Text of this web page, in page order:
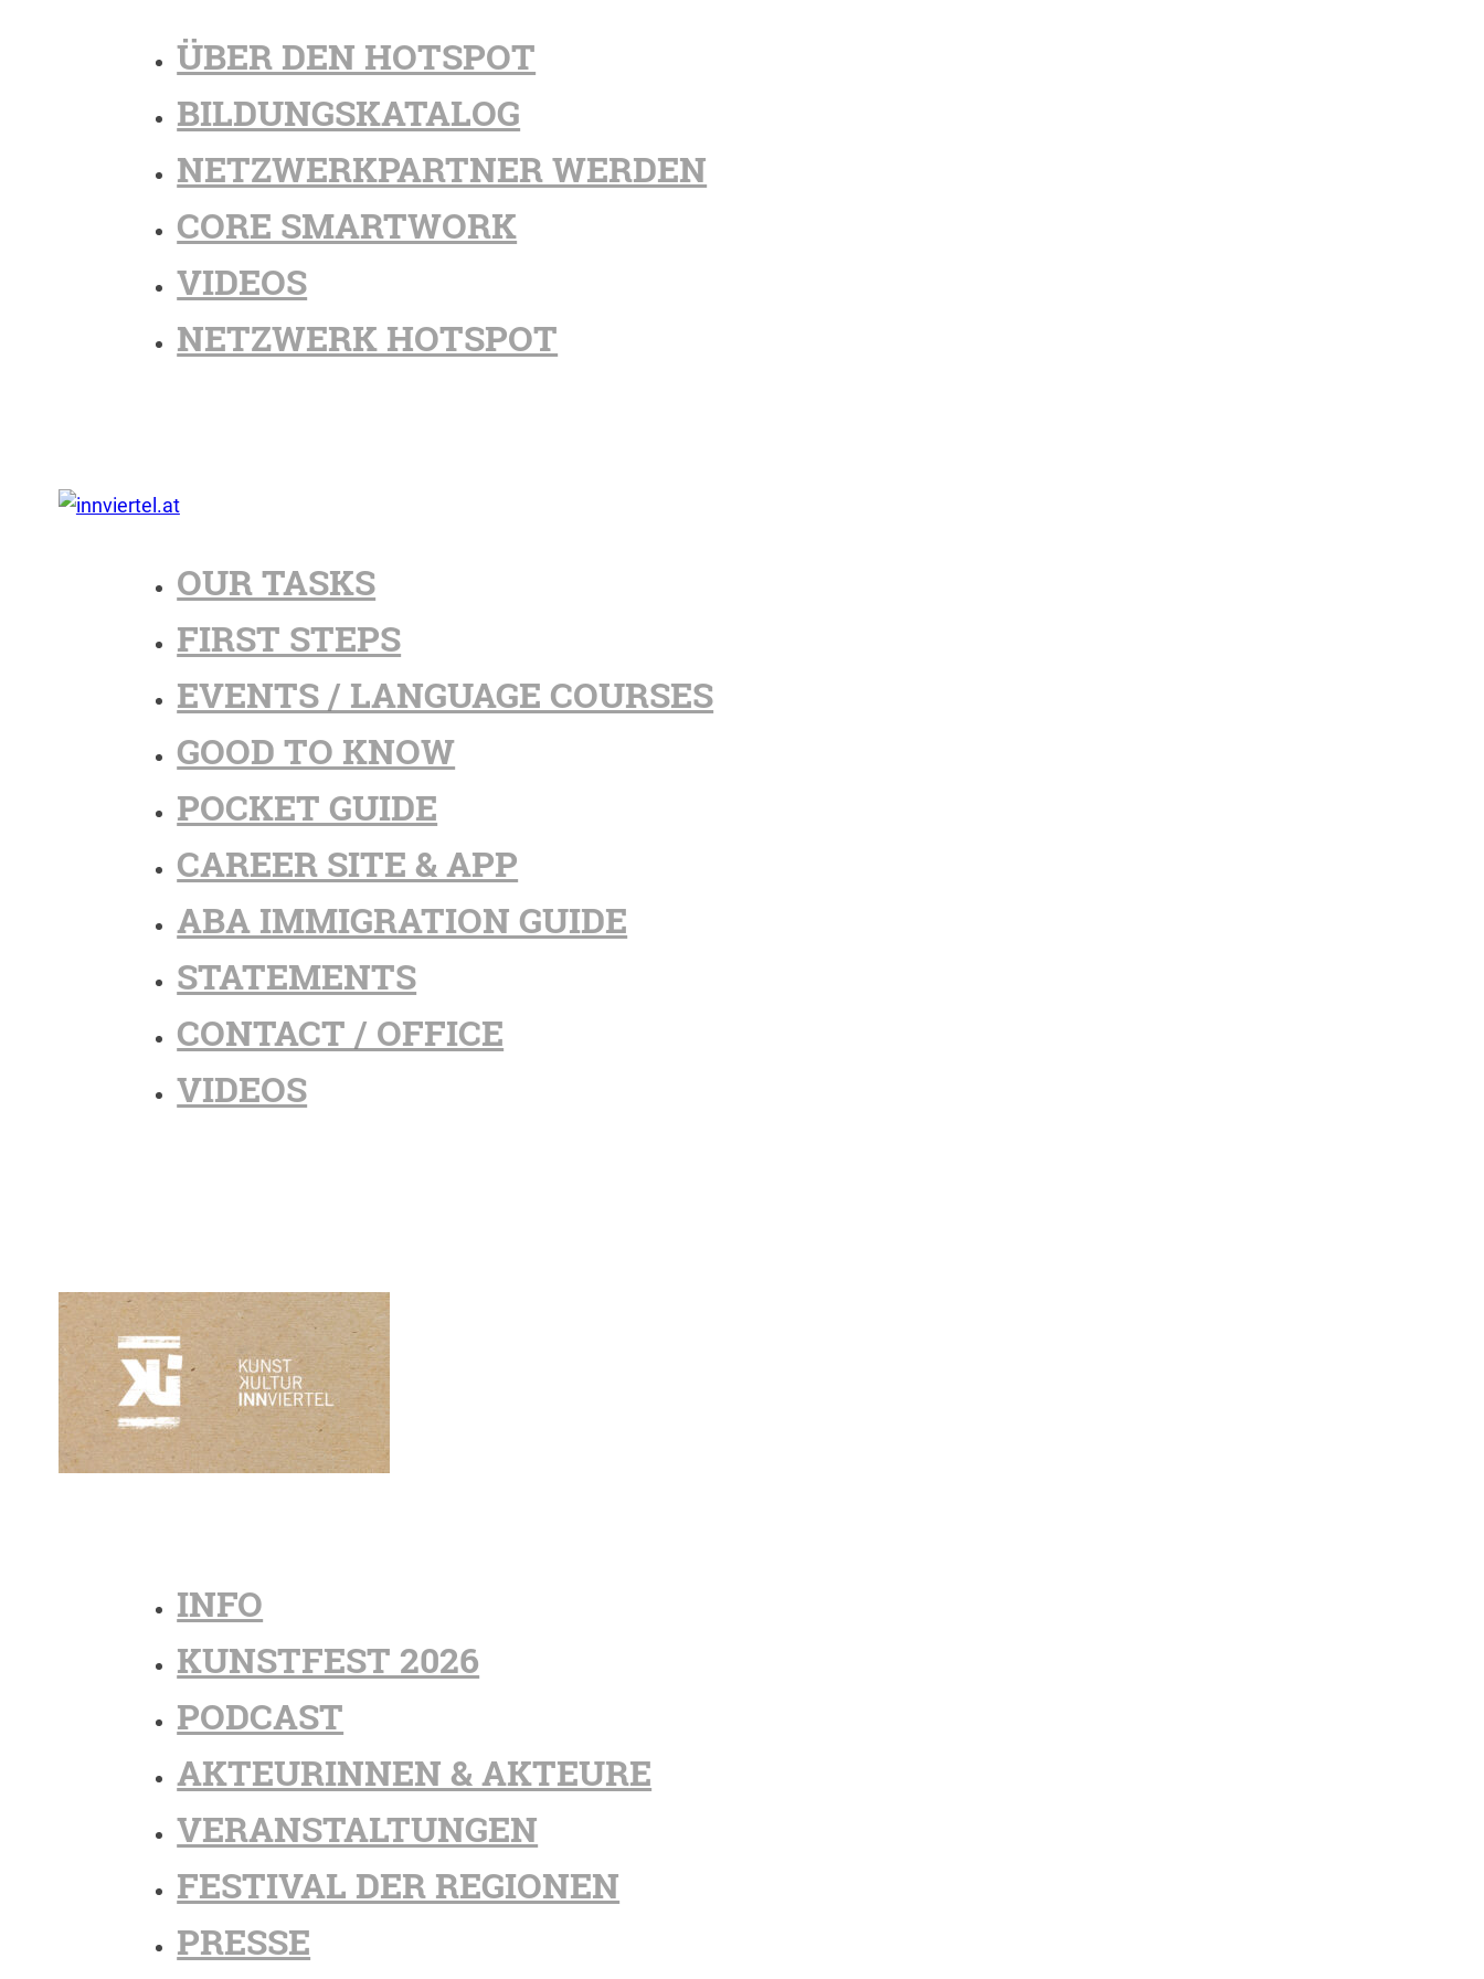
ÜBER DEN HOTSPOT
BILDUNGSKATALOG
NETZWERKPARTNER WERDEN
CORE SMARTWORK
VIDEOS
NETZWERK HOTSPOT
OUR TASKS
FIRST STEPS
EVENTS / LANGUAGE COURSES
GOOD TO KNOW
POCKET GUIDE
CAREER SITE & APP
ABA IMMIGRATION GUIDE
STATEMENTS
CONTACT / OFFICE
VIDEOS
INFO
KUNSTFEST 2026
PODCAST
AKTEURINNEN & AKTEURE
VERANSTALTUNGEN
FESTIVAL DER REGIONEN
PRESSE